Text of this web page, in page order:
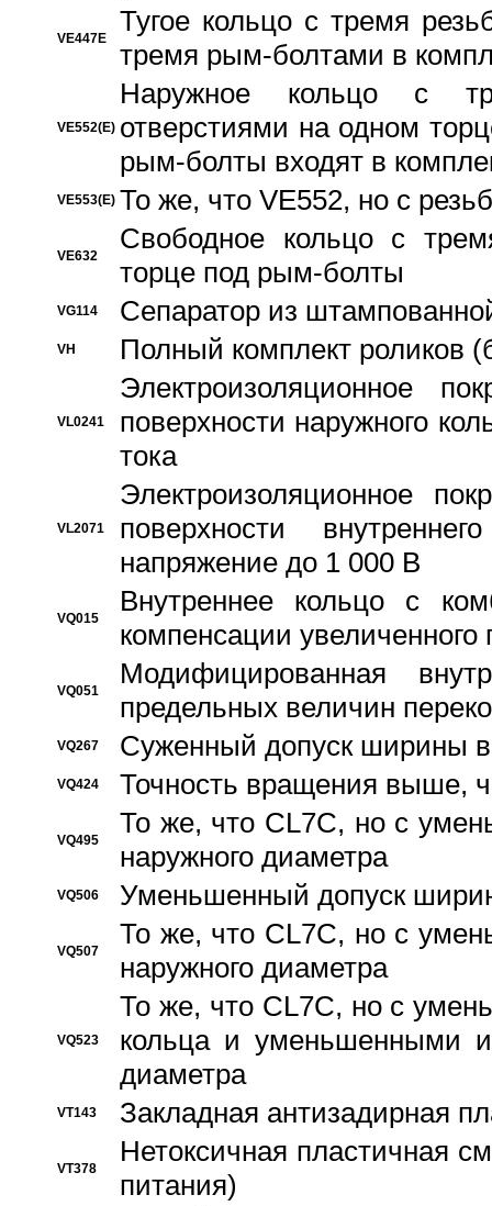
VE447E
Тугое кольцо с тремя
тремя рым-болтами в
VE552(E)
Наружное кольцо с
отверстиями на одном
рым-болты входят в
VE553(E) То же, что VE552, но с
VE632
Свободное кольцо с
торце под рым-болты
VG114 Сепаратор из
VH Полный комплект роликов
VL0241
Электроизоляционное
поверхности наружного
тока
VL2071
Электроизоляционное
поверхности
напряжение до 1 000 В
VQ015
Bнутреннее кольцо с
компенсации увеличенного
VQ051
Модифицированная
предельных величин
VQ267 Суженный допуск ширины
VQ424 Точность вращения выше,
VQ495
То же, что CL7C, но с
наружного диаметра
VQ506 Уменьшенный допуск
VQ507
То же, что CL7C, но с
наружного диаметра
VQ523
То же, что CL7C, но с
кольца и уменьшенными
диаметра
VT143 Закладная антизадирная
VT378
Нетоксичная пластичная
питания)